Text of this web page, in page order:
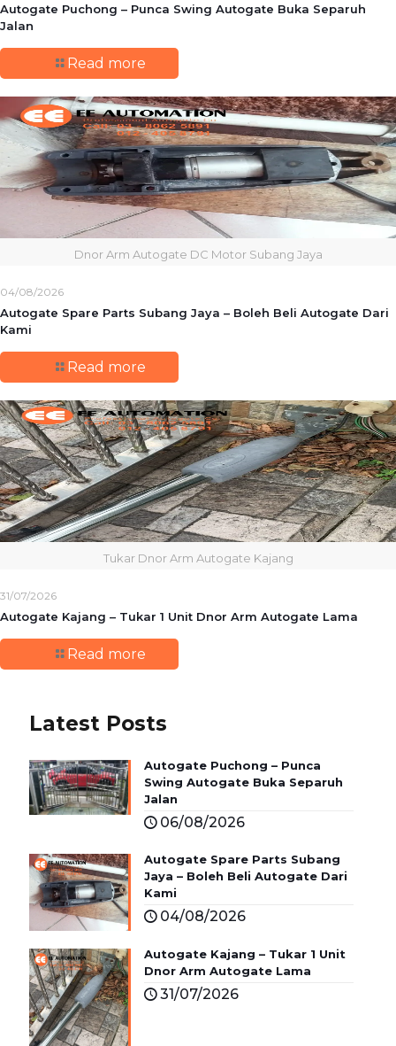
Autogate Puchong – Punca Swing Autogate Buka Separuh
Jalan
Read more
Dnor Arm Autogate DC Motor Subang Jaya
04/08/2026
Autogate Spare Parts Subang Jaya – Boleh Beli Autogate Dari
Kami
Read more
Tukar Dnor Arm Autogate Kajang
31/07/2026
Autogate Kajang – Tukar 1 Unit Dnor Arm Autogate Lama
Read more
Latest Posts
Autogate Puchong – Punca
Swing Autogate Buka Separuh
Jalan
06/08/2026
Autogate Spare Parts Subang
Jaya – Boleh Beli Autogate Dari
Kami
04/08/2026
Autogate Kajang – Tukar 1 Unit
Dnor Arm Autogate Lama
31/07/2026